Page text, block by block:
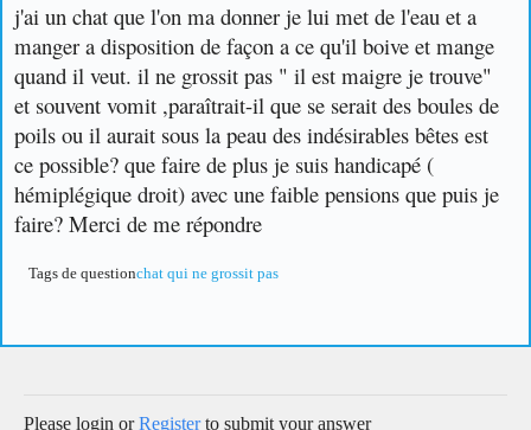
j'ai un chat que l'on ma donner je lui met de l'eau et a
manger a disposition de façon a ce qu'il boive et mange
quand il veut. il ne grossit pas " il est maigre je trouve"
et souvent vomit ,paraîtrait-il que se serait des boules de
poils ou il aurait sous la peau des indésirables bêtes est
ce possible? que faire de plus je suis handicapé (
hémiplégique droit) avec une faible pensions que puis je
faire? Merci de me répondre
Tags de questionchat qui ne grossit pas
Please login orRegisterto submit your answer